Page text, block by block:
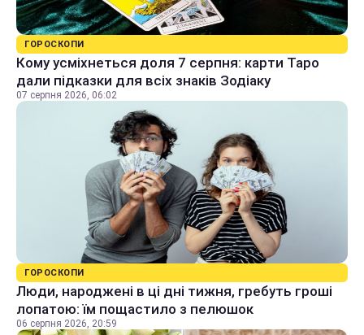
ГОРОСКОПИ
Кому усміхнеться доля 7 серпня: карти Таро
дали підказки для всіх знаків Зодіаку
07 серпня 2026, 06:02
ГОРОСКОПИ
Люди, народжені в ці дні тижня, гребуть гроші
лопатою: їм пощастило з пелюшок
06 серпня 2026, 20:59